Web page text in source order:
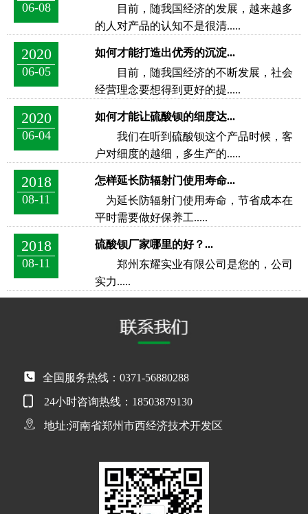
06-08
目前，随我国经济的发展，越来越多
的人对产品的认知不是很清.....
2020
06-05
如何才能打造出优秀的沉淀...
目前，随我国经济的不断发展，社会
经营理念要想得到更好的提.....
2020
06-04
如何才能让硫酸钡的细度达...
我们在听到硫酸钡这个产品时候，客
户对细度的越细，多生产的.....
2018
08-11
怎样延长防辐射门使用寿命...
为延长防辐射门使用寿命，节省成本在
平时需要做好保养工.....
2018
08-11
硫酸钡厂家哪里的好？...
郑州东耀实业有限公司是您的，公司
实力.....
全国服务热线：0371-56880288
24小时咨询热线：18503879130
地址:河南省郑州市西经济技术开发区